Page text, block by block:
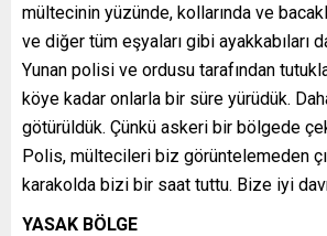
mültecinin yüzünde, kollarında ve
ve diğer tüm eşyaları gibi ayakkabıları da
Yunan polisi ve ordusu tarafından
köye kadar onlarla bir süre yürüdük.
götürüldük. Çünkü askeri bir bölgede
Polis, mültecileri biz görüntelemeden
karakolda bizi bir saat tuttu. Bize iyi
YASAK BÖLGE